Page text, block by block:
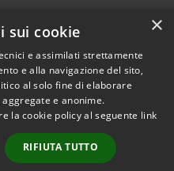
Copyright © 2026 • Comune di
San Pietro Apostolo • Powered
byMunicipium
Accesso
redazione
×
sui cookie
e assimilati strettamente
e alla navigazione del sito,
al solo fine di elaborare
e anonime.
la cookie policy al seguente link
RIFIUTA TUTTO